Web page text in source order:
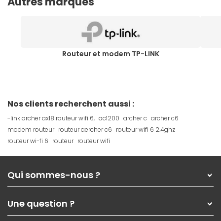
Routeur et modem TP-LINK
Nos clients recherchent aussi :
-link archer ax18 routeur wifi 6, ac1200 archer c archer c6
modem routeur routeur aercher c6 routeur wifi 6 2.4ghz
routeur wi-fi 6 routeur routeur wifi
Qui sommes-nous ?
Nos services
Les magasins Materiel.net
Une question ?